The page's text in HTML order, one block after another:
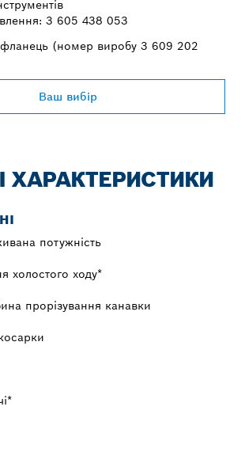
3 605 438 053
(номер виробу 3 609 202
Ваш вибір
ХАРАКТЕРИСТИКИ
потужність
холостого ходу*
прорізування канавки